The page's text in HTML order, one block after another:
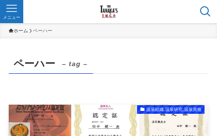
メニュー
ホーム ペーハー
ペーハー – tag –
温泉組織,温泉研究,温泉資格